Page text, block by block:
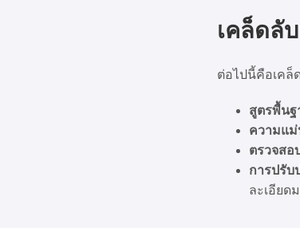
เคล็ดลั
ต่อไปนี้คือเคล็
สูตรพื้นฐ
ความแ
ตรวจส
การปรั
ละเอียด